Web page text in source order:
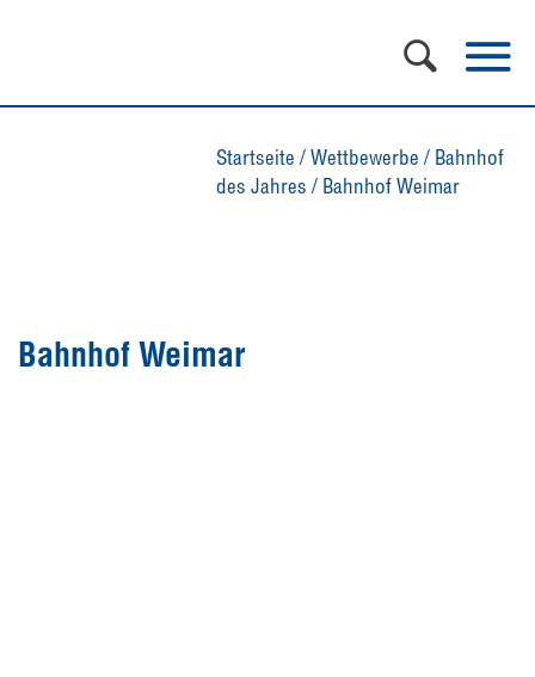
Startseite /Wettbewerbe / Bahnhof
des Jahres / Bahnhof Weimar
Bahnhof Weimar